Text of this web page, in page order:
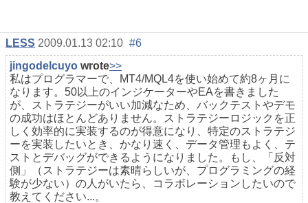
LESS 2009.01.13 02:10 #6
jingodelcuyo wrote>>
私はプログラマーで、MT4/MQL4を使い始めて約8ヶ月に
なります。50以上のインジケーターやEAを書きました
が、ストラテジーがいい加減なため、バックテストやデモ
の成功はほとんどありません。ストラテジーロジックを正
しく効率的に実装するのが得意になり、特定のストラテジ
ーを実装したいとき、かなり速く、データ管理もよく、テ
ストとデバッグができるようになりました。もし、「反対
側」（ストラテジーは素晴らしいが、プログラミングの経
験が少ない）の人がいたら、コラボレーションしたいので
教えてください...。